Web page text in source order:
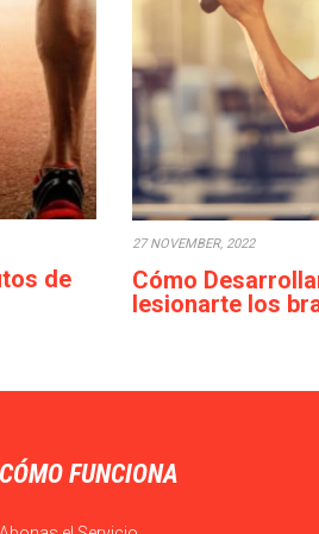
de
27 NOVEMBER, 2022
Cómo
lesionarte los
CÓMO FUNCIONA